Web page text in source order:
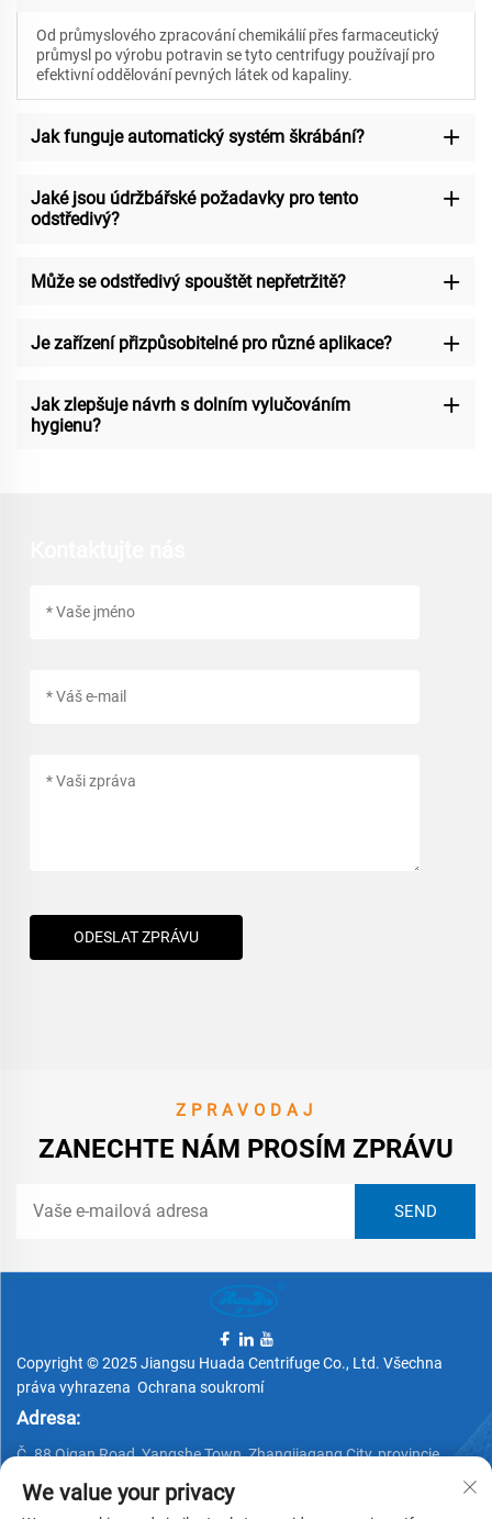
Od průmyslového zpracování chemikálií přes farmaceutický
průmysl po výrobu potravin se tyto centrifugy používají pro
efektivní oddělování pevných látek od kapaliny.
Jak funguje automatický systém škrábání?
Jaké jsou údržbářské požadavky pro tento
odstředivý?
Může se odstředivý spouštět nepřetržitě?
Je zařízení přizpůsobitelné pro různé aplikace?
Jak zlepšuje návrh s dolním vylučováním
hygienu?
ODESLAT ZPRÁVU
ZPRAVODAJ
ZANECHTE NÁM PROSÍM ZPRÁVU
Copyright © 2025 Jiangsu Huada Centrifuge Co., Ltd. Všechna
práva vyhrazena Ochrana soukromí
Adresa:
Č. 88 Qigan Road, Yangshe Town, Zhangjiagang City, provincie
Telefon:
We value your privacy